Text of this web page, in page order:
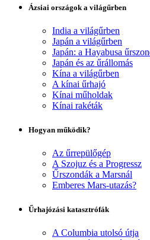
Ázsiai országok a világűrben
India a világűrben
Japán a világűrben
Japán: a Hayabusa
Japán és az űrállomás
Kína a világűrben
A kínai űrhajó
Kínai műholdak
Kínai rakéták
Hogyan működik?
Az űrrepülőgép
A Szojuz és a Progressz
Űrszondák a Marsnál
Emberes Mars-utazás?
Űrhajózási katasztrófák
A Columbia utolsó útja